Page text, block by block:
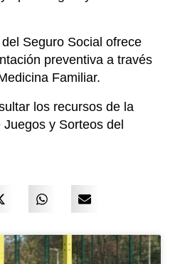
Seguro Social ofrece
preventiva a través
Familiar.
los recursos de la
y Sorteos del